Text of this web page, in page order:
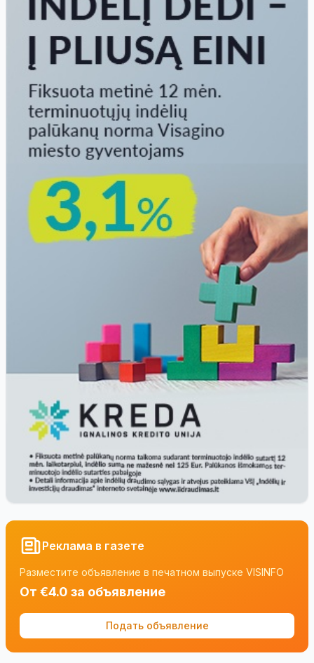
Реклама в газете
Разместите объявление в печатном выпуске VISINFO
От €4.0 за объявление
Подать объявление